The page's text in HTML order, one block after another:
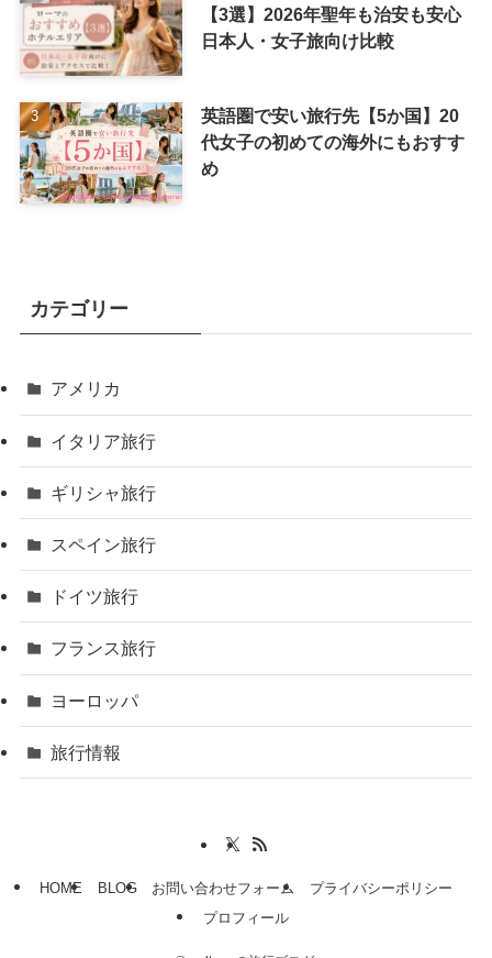
【3選】2026年聖年も治安も安心
日本人・女子旅向け比較
英語圏で安い旅行先【5か国】20
代女子の初めての海外にもおすす
め
カテゴリー
アメリカ
イタリア旅行
ギリシャ旅行
スペイン旅行
ドイツ旅行
フランス旅行
ヨーロッパ
旅行情報
HOME BLOG お問い合わせフォーム
プライバシーポリシー
プロフィール